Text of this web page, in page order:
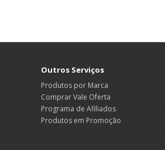
Outros Serviços
Produtos por Marca
Comprar Vale Oferta
Programa de Afiliados
Produtos em Promoção